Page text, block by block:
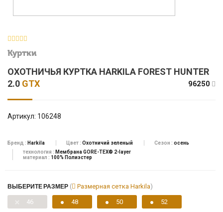
Куртки
ОХОТНИЧЬЯ КУРТКА HARKILA FOREST HUNTER
2.0 GTX 96250
Артикул: 106248
Бренд : Harkila Цвет : Охотничий зеленый Сезон : осень
технология : Мембрана GORE-TEX® 2-layer
материал : 100% Полиэстер
ВЫБЕРИТЕ РАЗМЕР ( Размерная сетка Harkila)
46 48 50 52